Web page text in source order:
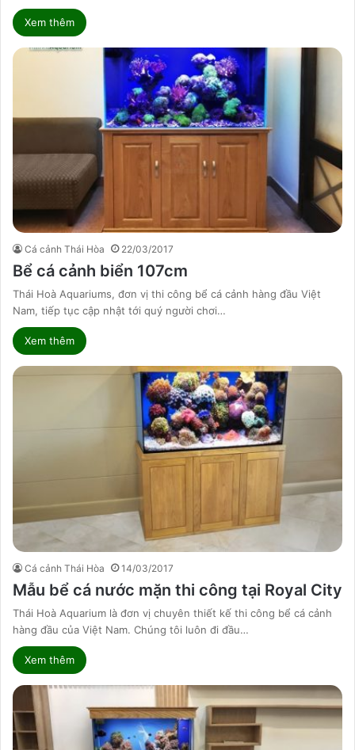
Xem thêm
Cá cảnh Thái Hòa 22/03/2017
Bể cá cảnh biển 107cm
Thái Hoà Aquariums, đơn vị thi công bể cá cảnh hàng đầu Việt
Nam, tiếp tục cập nhật tới quý người chơi…
Xem thêm
Cá cảnh Thái Hòa 14/03/2017
Mẫu bể cá nước mặn thi công tại Royal City
Thái Hoà Aquarium là đơn vị chuyên thiết kế thi công bể cá cảnh
hàng đầu của Việt Nam. Chúng tôi luôn đi đầu…
Xem thêm